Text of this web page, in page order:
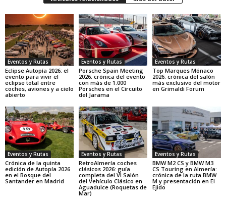
Eventos y Rutas
Eclipse Autopía 2026: el
evento para vivir el
eclipse total entre
coches, aviones y a cielo
abierto
Eventos y Rutas
Porsche Spain Meeting
2026: crónica del evento
con más de 1.000
Porsches en el Circuito
del Jarama
Eventos y Rutas
Top Marques Mónaco
2026: crónica del salón
más exclusivo del motor
en Grimaldi Forum
Eventos y Rutas
Crónica de la quinta
edición de Autopía 2026
en el Bosque del
Santander en Madrid
Eventos y Rutas
RetroAlmería coches
clásicos 2026: guía
completa del VI Salón
del Vehículo Clásico en
Aguadulce (Roquetas de
Mar)
Eventos y Rutas
BMW M2 CS y BMW M3
CS Touring en Almería:
crónica de la ruta BMW
M y presentación en El
Ejido